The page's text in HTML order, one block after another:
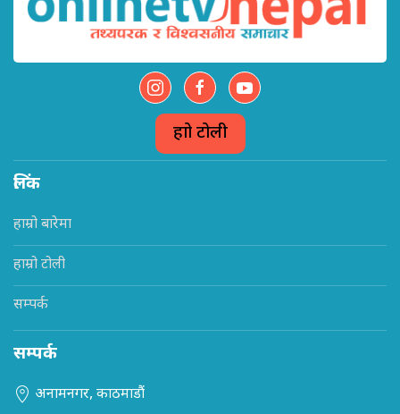
हाम्रो टोली
लिंक
हाम्रो बारेमा
हाम्रो टोली
सम्पर्क
सम्पर्क
अनामनगर, काठमाडौं